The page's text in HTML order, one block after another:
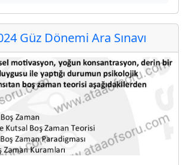
Güz Dönemi Ara Sınavı